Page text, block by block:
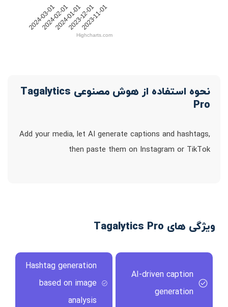
2024-03-01
2024-02-01
2024-01-01
2023-12-01
2023-11-01
Highcharts.com
نحوه استفاده از هوش مصنوعی Tagalytics
Pro
Add your media, let AI generate captions and hashtags,
then paste them on Instagram or TikTok
ویژگی های Tagalytics Pro
AI-driven caption
generation
Hashtag generation
based on image
analysis